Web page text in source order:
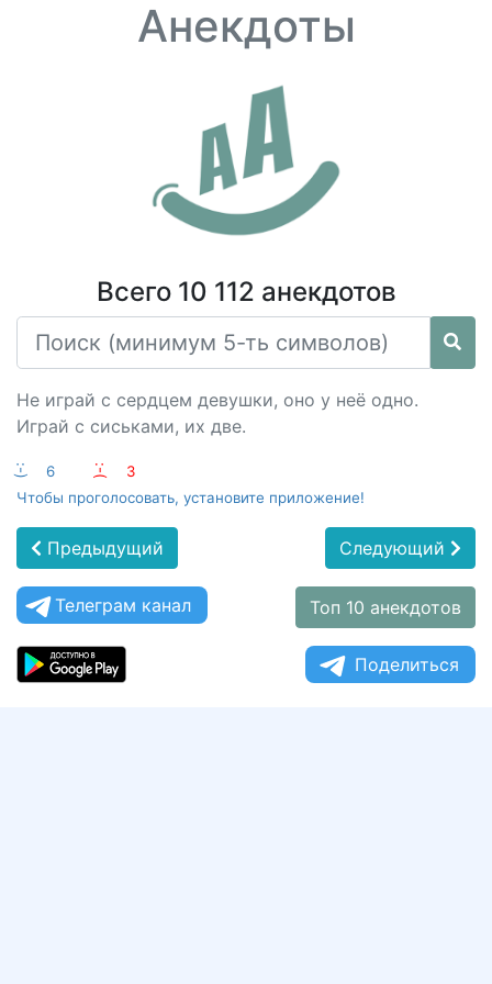
Анекдоты
Всего 10 112 анекдотов
Не играй с сердцем девушки, оно у неё одно.
Играй с сиськами, их две.
:-) 6 :-(
3
Чтобы проголосовать, установите приложение!
Предыдущий Следующий
Телеграм канал Топ 10 анекдотов
Поделиться